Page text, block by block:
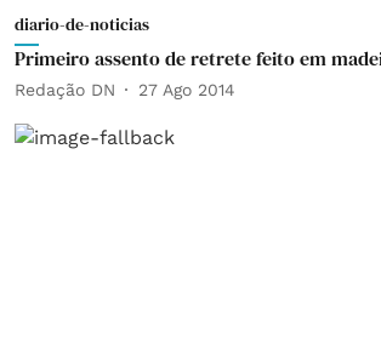
diario-de-noticias
Primeiro assento de retrete feito em
Redação DN 27 Ago 2014